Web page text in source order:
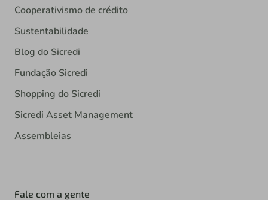
Cooperativismo de crédito
Sustentabilidade
Blog do Sicredi
Fundação Sicredi
Shopping do Sicredi
Sicredi Asset Management
Assembleias
Fale com a gente